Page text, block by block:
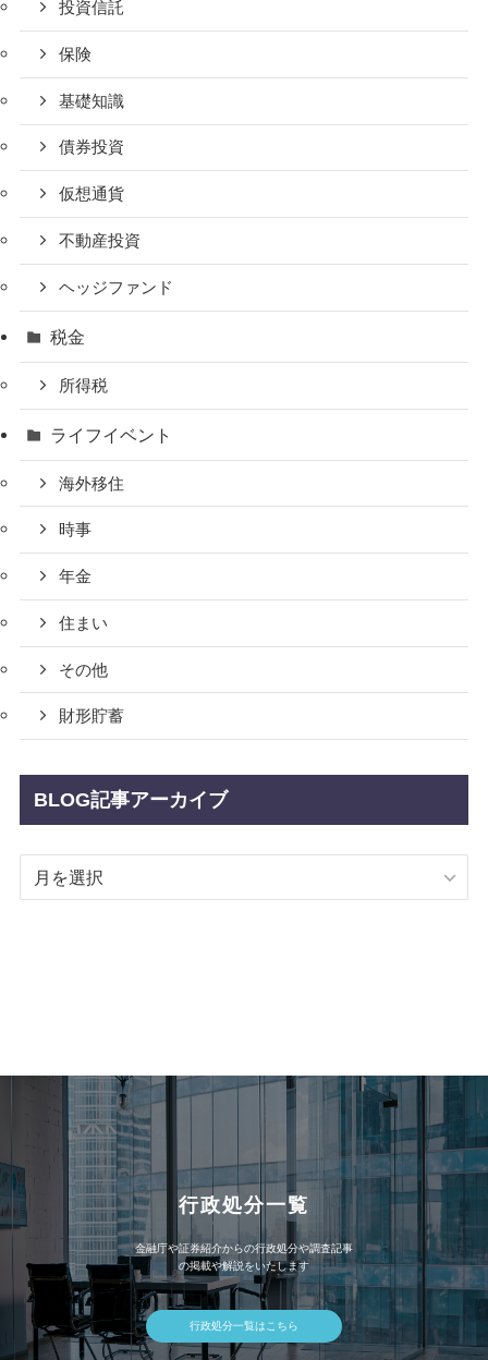
投資信託
保険
基礎知識
債券投資
仮想通貨
不動産投資
ヘッジファンド
税金
所得税
ライフイベント
海外移住
時事
年金
住まい
その他
財形貯蓄
BLOG記事アーカイブ
BLOG
行政処分一覧
金融庁や証券紹介からの行政処分や調査記事
の掲載や解説をいたします
行政処分一覧はこちら